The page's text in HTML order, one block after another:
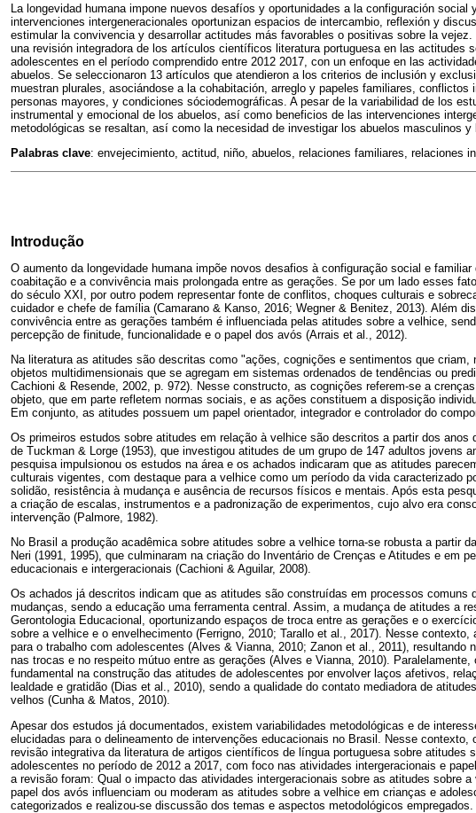
La longevidad humana impone nuevos desafíos y oportunidades a la configuración social
intervenciones intergeneracionales oportunizan espacios de intercambio, reflexión y
estimular la convivencia y desarrollar actitudes más favorables o positivas sobre la
una revisión integradora de los artículos científicos literatura portuguesa en las actitudes
adolescentes en el período comprendido entre 2012 2017, con un enfoque en las
abuelos. Se seleccionaron 13 artículos que atendieron a los criterios de inclusión y
muestran plurales, asociándose a la cohabitación, arreglo y papeles familiares, conflictos
personas mayores, y condiciones sóciodemográficas. A pesar de la variabilidad de los
instrumental y emocional de los abuelos, así como beneficios de las intervenciones
metodológicas se resaltan, así como la necesidad de investigar los abuelos masculinos y
Palabras clave: envejecimiento, actitud, niño, abuelos, relaciones familiares, relaciones
Introdução
O aumento da longevidade humana impõe novos desafios à configuração social e
coabitação e a convivência mais prolongada entre as gerações. Se por um lado esses
do século XXI, por outro podem representar fonte de conflitos, choques culturais e
cuidador e chefe de família (Camarano & Kanso, 2016; Wegner & Benitez, 2013). Além
convivência entre as gerações também é influenciada pelas atitudes sobre a velhice,
percepção de finitude, funcionalidade e o papel dos avós (Arrais et al., 2012).
Na literatura as atitudes são descritas como "ações, cognições e sentimentos que criam,
objetos multidimensionais que se agregam em sistemas ordenados de tendências ou
Cachioni & Resende, 2002, p. 972). Nesse constructo, as cognições referem-se a
objeto, que em parte refletem normas sociais, e as ações constituem a disposição
Em conjunto, as atitudes possuem um papel orientador, integrador e controlador do
Os primeiros estudos sobre atitudes em relação à velhice são descritos a partir dos anos
de Tuckman & Lorge (1953), que investigou atitudes de um grupo de 147 adultos jovens
pesquisa impulsionou os estudos na área e os achados indicaram que as atitudes
culturais vigentes, com destaque para a velhice como um período da vida caracterizado
solidão, resistência à mudança e ausência de recursos físicos e mentais. Após esta
a criação de escalas, instrumentos e a padronização de experimentos, cujo alvo era
intervenção (Palmore, 1982).
No Brasil a produção acadêmica sobre atitudes sobre a velhice torna-se robusta a partir
Neri (1991, 1995), que culminaram na criação do Inventário de Crenças e Atitudes e em
educacionais e intergeracionais (Cachioni & Aguilar, 2008).
Os achados já descritos indicam que as atitudes são construídas em processos comuns
mudanças, sendo a educação uma ferramenta central. Assim, a mudança de atitudes a
Gerontologia Educacional, oportunizando espaços de troca entre as gerações e o
sobre a velhice e o envelhecimento (Ferrigno, 2010; Tarallo et al., 2017). Nesse
para o trabalho com adolescentes (Alves & Vianna, 2010; Zanon et al., 2011), resultando
nas trocas e no respeito mútuo entre as gerações (Alves e Vianna, 2010).
fundamental na construção das atitudes de adolescentes por envolver laços afetivos,
lealdade e gratidão (Dias et al., 2010), sendo a qualidade do contato mediadora de
velhos (Cunha & Matos, 2010).
Apesar dos estudos já documentados, existem variabilidades metodológicas e de
elucidadas para o delineamento de intervenções educacionais no Brasil. Nesse
revisão integrativa da literatura de artigos científicos de língua portuguesa sobre atitudes
adolescentes no período de 2012 a 2017, com foco nas atividades intergeracionais e
a revisão foram: Qual o impacto das atividades intergeracionais sobre as atitudes sobre
papel dos avós influenciam ou moderam as atitudes sobre a velhice em crianças e
categorizados e realizou-se discussão dos temas e aspectos metodológicos empregados.